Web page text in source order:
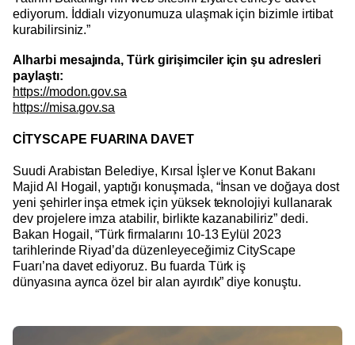
ediyorum. İddialı vizyonumuza ulaşmak için bizimle irtibat
kurabilirsiniz.”
Alharbi mesajında, Türk girişimciler için şu adresleri
paylaştı:
https://modon.gov.sa
https://misa.gov.sa
CİTYSCAPE FUARINA DAVET
Suudi Arabistan Belediye, Kırsal İşler ve Konut Bakanı
Majid Al Hogail, yaptığı konuşmada, “İnsan ve doğaya dost
yeni şehirler inşa etmek için yüksek teknolojiyi kullanarak
dev projelere imza atabilir, birlikte kazanabiliriz” dedi.
Bakan Hogail, “Türk firmalarını 10-13 Eylül 2023
tarihlerinde Riyad’da düzenleyeceğimiz CityScape
Fuarı’na davet ediyoruz. Bu fuarda Türk iş
dünyasına ayrıca özel bir alan ayırdık” diye konuştu.